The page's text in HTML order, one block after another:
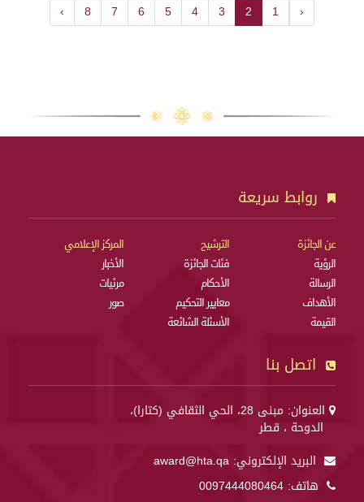
‹
1
2
3
4
5
6
7
8
›
روابط سريعة
عن الجائزة
الرؤية
الرسالة
الأهداف
القيمة
الترشيح
فئات الجائزة
الأحكام
معايير التحكيم
الأسئلة الشائعة
المركز الإعلامي
الأخبار
مرئيات
صور
اتصل بنا
العنوان: مبنى 28، الحي الثقافي (كتارا)،
الدوحة ، قطر
البريد الإلكتروني: award@hta.qa
هاتف: 0097444080464